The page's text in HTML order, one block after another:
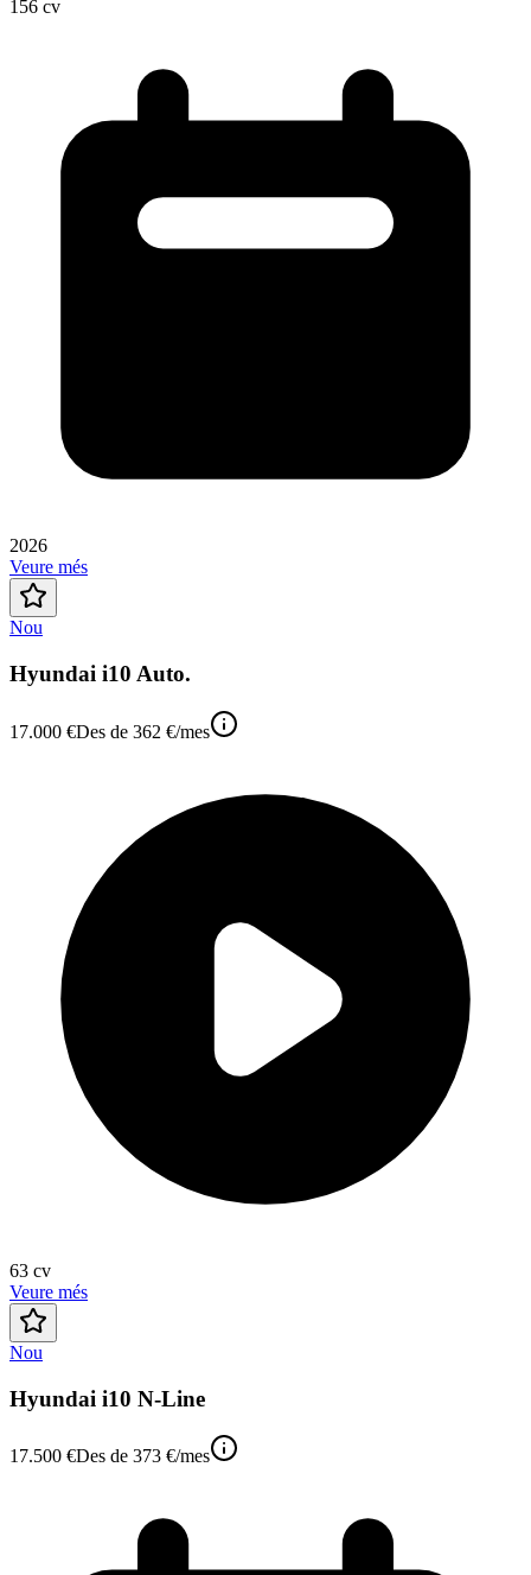
156 cv
2026
Veure més
Nou
Hyundai i10 Auto.
17.000 €Des de 362 €/mes
63 cv
Veure més
Nou
Hyundai i10 N-Line
17.500 €Des de 373 €/mes